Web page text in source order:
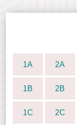
1A 2A
1B 2B
1C 2C